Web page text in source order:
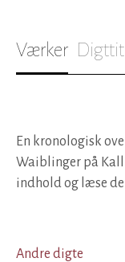
Værker
En kronologisk
Waiblinger på
indhold og læse
Andre digte